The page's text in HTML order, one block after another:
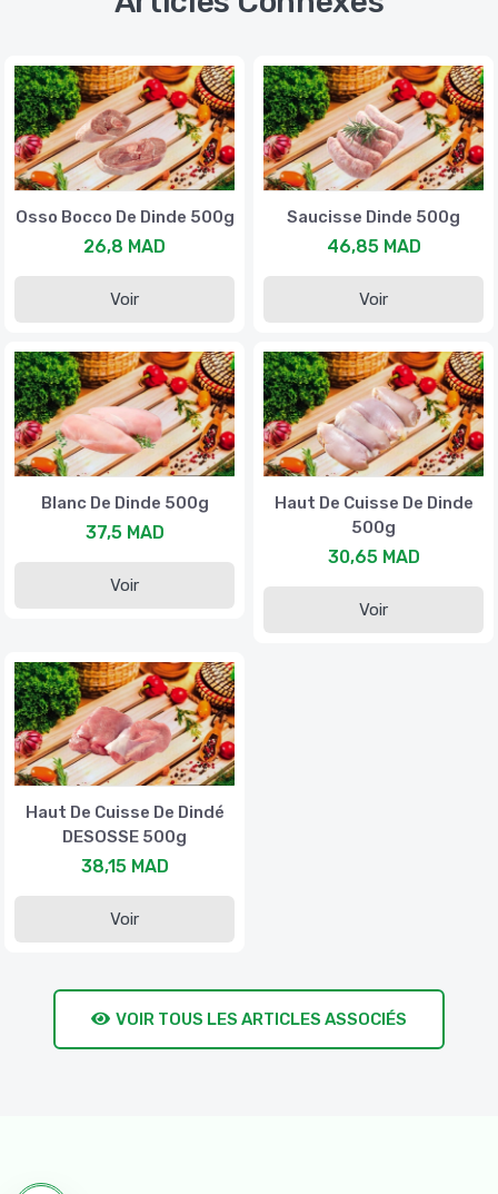
Osso Bocco De Dinde 500g
26,8 MAD
Voir
Saucisse Dinde 500g
46,85 MAD
Voir
Blanc De Dinde 500g
37,5 MAD
Voir
Haut De Cuisse De Dinde
500g
30,65 MAD
Voir
Haut De Cuisse De Dindé
DESOSSE 500g
38,15 MAD
Voir
VOIR TOUS LES ARTICLES ASSOCIÉS